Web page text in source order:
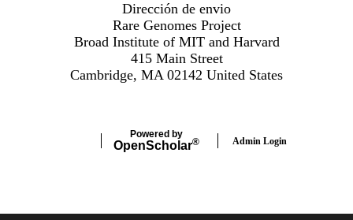
Dirección de envio
Rare Genomes Project
Broad Institute of MIT and Harvard
415 Main Street
Cambridge, MA 02142 United States
Powered by
OpenScholar® Admin Login